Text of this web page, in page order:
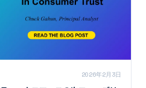
2026年2月3日